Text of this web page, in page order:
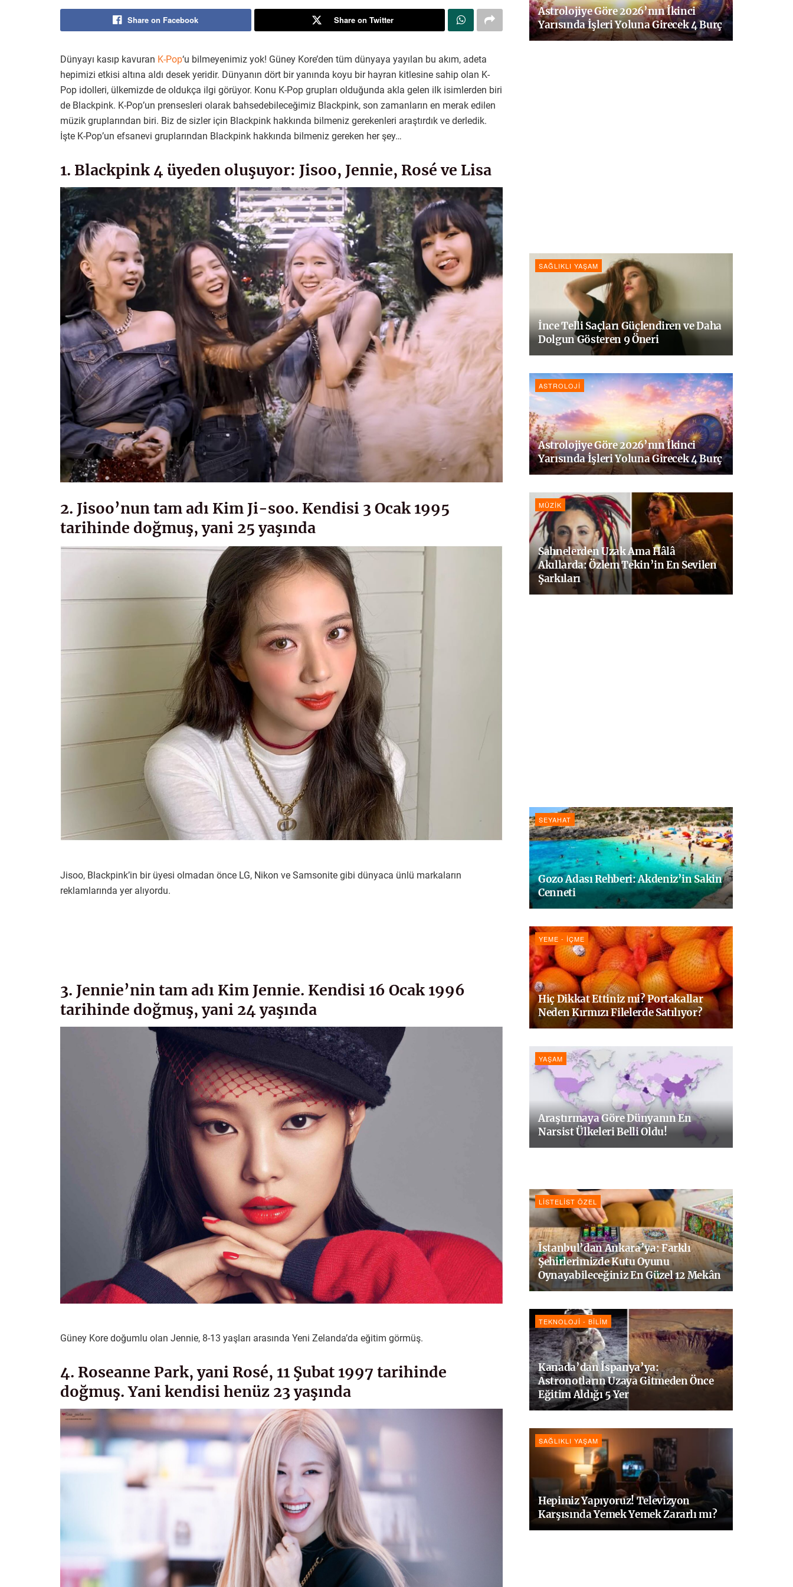
Share on Facebook Share on Twitter
Dünyayı kasıp kavuran K-Pop‘u bilmeyenimiz yok! Güney Kore’den tüm dünyaya yayılan bu akım, adeta
hepimizi etkisi altına aldı desek yeridir. Dünyanın dört bir yanında koyu bir hayran kitlesine sahip olan K-
Pop idolleri, ülkemizde de oldukça ilgi görüyor. Konu K-Pop grupları olduğunda akla gelen ilk isimlerden biri
de Blackpink. K-Pop’un prensesleri olarak bahsedebileceğimiz Blackpink, son zamanların en merak edilen
müzik gruplarından biri. Biz de sizler için Blackpink hakkında bilmeniz gerekenleri araştırdık ve derledik.
İşte K-Pop’un efsanevi gruplarından Blackpink hakkında bilmeniz gereken her şey…
1. Blackpink 4 üyeden oluşuyor: Jisoo, Jennie, Rosé ve Lisa
2. Jisoo’nun tam adı Kim Ji-soo. Kendisi 3 Ocak 1995
tarihinde doğmuş, yani 25 yaşında
Jisoo, Blackpink’in bir üyesi olmadan önce LG, Nikon ve Samsonite gibi dünyaca ünlü markaların
reklamlarında yer alıyordu.
3. Jennie’nin tam adı Kim Jennie. Kendisi 16 Ocak 1996
tarihinde doğmuş, yani 24 yaşında
Güney Kore doğumlu olan Jennie, 8-13 yaşları arasında Yeni Zelanda’da eğitim görmüş.
4. Roseanne Park, yani Rosé, 11 Şubat 1997 tarihinde
doğmuş. Yani kendisi henüz 23 yaşında
Astrolojiye Göre 2026’nın İkinci
Yarısında İşleri Yoluna Girecek 4 Burç
SAĞLIKLI YAŞAM
İnce Telli Saçları Güçlendiren ve Daha
Dolgun Gösteren 9 Öneri
ASTROLOJI
Astrolojiye Göre 2026’nın İkinci
Yarısında İşleri Yoluna Girecek 4 Burç
MÜZIK
Sahnelerden Uzak Ama Hâlâ
Akıllarda: Özlem Tekin’in En Sevilen
Şarkıları
SEYAHAT
Gozo Adası Rehberi: Akdeniz’in Sakin
Cenneti
YEME - İÇME
Hiç Dikkat Ettiniz mi? Portakallar
Neden Kırmızı Filelerde Satılıyor?
YAŞAM
Araştırmaya Göre Dünyanın En
Narsist Ülkeleri Belli Oldu!
LISTELIST ÖZEL
İstanbul’dan Ankara’ya: Farklı
Şehirlerimizde Kutu Oyunu
Oynayabileceğiniz En Güzel 12 Mekân
TEKNOLOJI - BILIM
Kanada’dan İspanya’ya:
Astronotların Uzaya Gitmeden Önce
Eğitim Aldığı 5 Yer
SAĞLIKLI YAŞAM
Hepimiz Yapıyoruz! Televizyon
Karşısında Yemek Yemek Zararlı mı?